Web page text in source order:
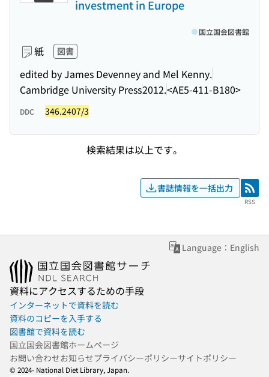
investment in Europe
紙 図書
edited by James Devenney and Mel Kenny.
Cambridge University Press2012.<AE5-411-B180>
国立国会図書館
DDC 346.2407/3
検索結果は以上です。
書誌情報を一括出力 RSS
RSS
Language：English
資料にアクセスするための手段
インターネットで資料を読む
資料のコピーを入手する
図書館で資料を読む
国立国会図書館ホームページ
お問い合わせお知らせプライバシーポリシーサイトポリシー
© 2024- National Diet Library, Japan.